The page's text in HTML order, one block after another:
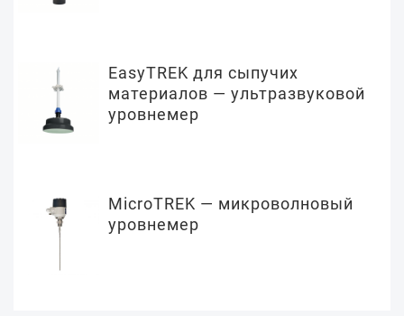
EasyTREK для сыпучих
материалов — ультразвуковой
уровнемер
MicroTREK — микроволновый
уровнемер